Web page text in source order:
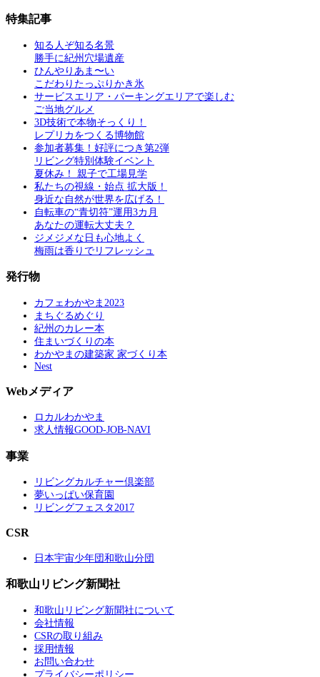
特集記事
知る人ぞ知る名景
勝手に紀州穴場遺産
ひんやりあま〜い
こだわりたっぷりかき氷
サービスエリア・パーキングエリアで楽しむ
ご当地グルメ
3D技術で本物そっくり！
レプリカをつくる博物館
参加者募集！好評につき第2弾
リビング特別体験イベント
夏休み！ 親子で工場見学
私たちの視線・始点 拡大版！
身近な自然が世界を広げる！
自転車の“青切符”運用3カ月
あなたの運転大丈夫？
ジメジメな日も心地よく
梅雨は香りでリフレッシュ
発行物
カフェわかやま2023
まちぐるめぐり
紀州のカレー本
住まいづくりの本
わかやまの建築家 家づくり本
Nest
Webメディア
ロカルわかやま
求人情報GOOD-JOB-NAVI
事業
リビングカルチャー倶楽部
夢いっぱい保育園
リビングフェスタ2017
CSR
日本宇宙少年団和歌山分団
和歌山リビング新聞社
和歌山リビング新聞社について
会社情報
CSRの取り組み
採用情報
お問い合わせ
プライバシーポリシー